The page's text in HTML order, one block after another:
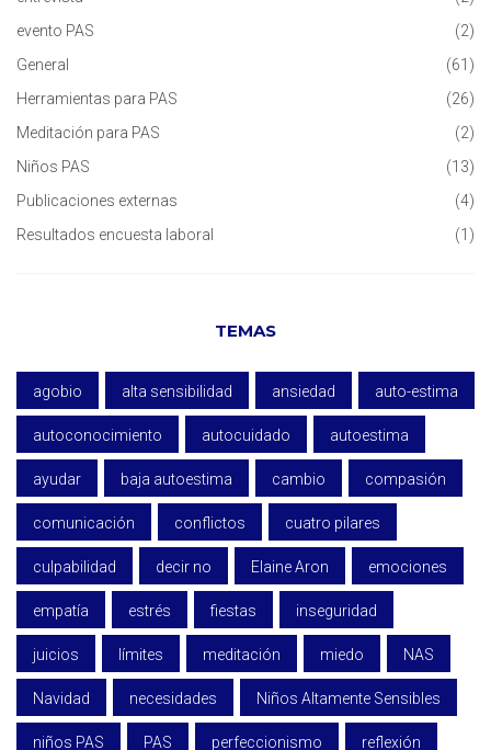
evento PAS
(2)
General
(61)
Herramientas para PAS
(26)
Meditación para PAS
(2)
Niños PAS
(13)
Publicaciones externas
(4)
Resultados encuesta laboral
(1)
TEMAS
agobio alta sensibilidad ansiedad auto-estima
autoconocimiento autocuidado autoestima
ayudar baja autoestima cambio compasión
comunicación conflictos cuatro pilares
culpabilidad decir no Elaine Aron emociones
empatía estrés fiestas inseguridad
juicios límites meditación miedo NAS
Navidad necesidades Niños Altamente Sensibles
niños PAS PAS perfeccionismo reflexión